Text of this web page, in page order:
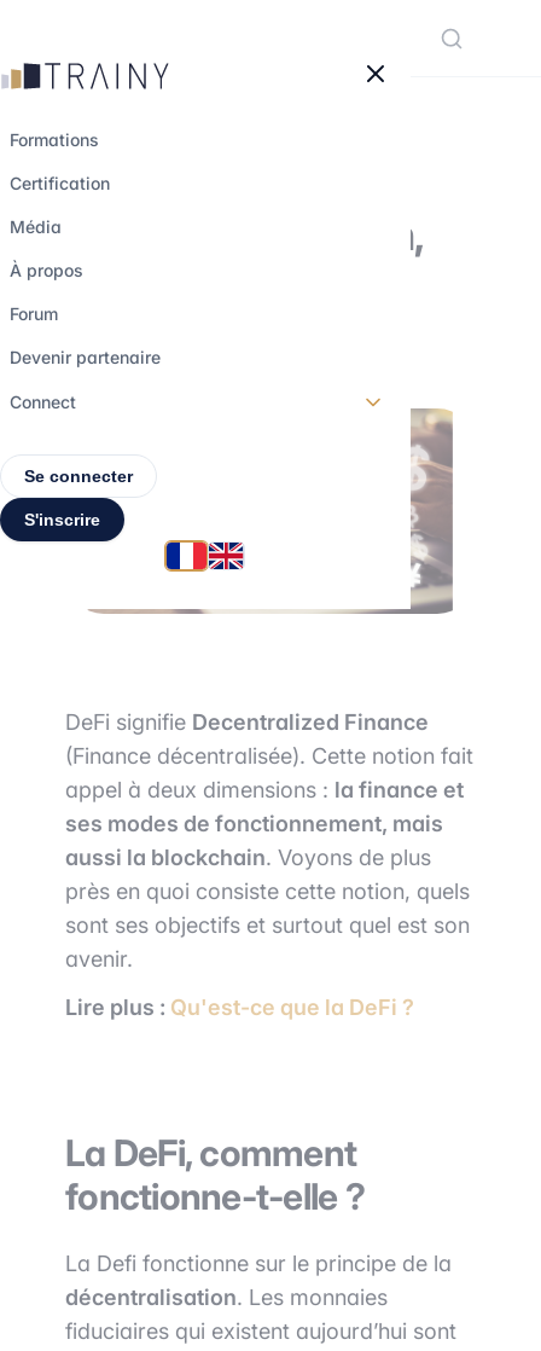
Formations
Certification
Média
À propos
Forum
Devenir partenaire
Connect
Se connecter
S'inscrire
La DeFi : définition,
enjeux et avenir
8 août 2022
DeFi signifie Decentralized Finance
(Finance décentralisée). Cette notion fait
appel à deux dimensions : la finance et
ses modes de fonctionnement, mais
aussi la blockchain. Voyons de plus
près en quoi consiste cette notion, quels
sont ses objectifs et surtout quel est son
avenir.
Lire plus : Qu'est-ce que la DeFi ?
La DeFi, comment
fonctionne-t-elle ?
La Defi fonctionne sur le principe de la
décentralisation. Les monnaies
fiduciaires qui existent aujourd’hui sont